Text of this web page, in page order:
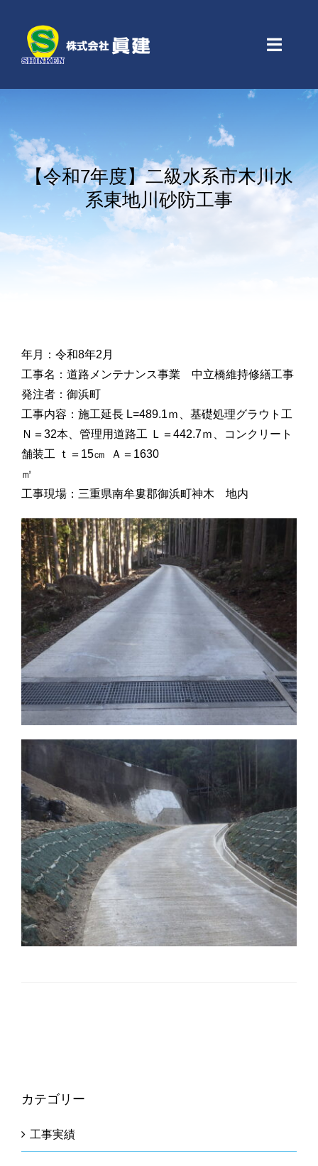
content
Toggle
会社案内
業務紹介
工事実績
【令和7年度】二級水系市木川水
系東地川砂防工事
年月：令和8年2月
工事名：道路メンテナンス事業 中立橋維持修繕工事
発注者：御浜町
工事内容：施工延長 L=489.1ｍ、基礎処理グラウト工
Ｎ＝32本、管理用道路工 Ｌ＝442.7ｍ、コンクリート
舗装工 ｔ＝15㎝ Ａ＝1630
工事現場：三重県南牟婁郡御浜町神木 地内
カテゴリー
工事実績